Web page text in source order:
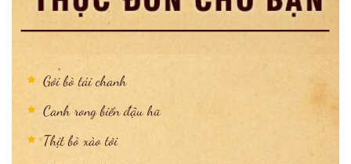
Gỏi bò tái chanh
Canh rong biển đậu hũ
Thịt bò xào tỏi